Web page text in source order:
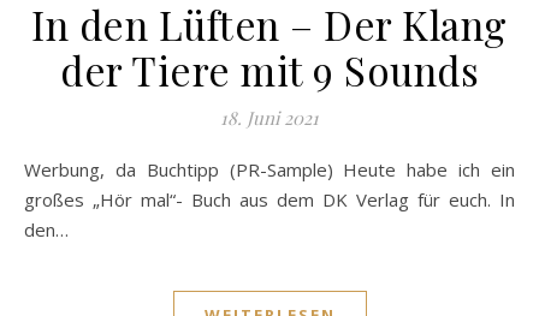
In den Lüften – Der Klang
der Tiere mit 9 Sounds
18. Juni 2021
Werbung, da Buchtipp (PR-Sample) Heute habe ich ein
großes „Hör mal“- Buch aus dem DK Verlag für euch. In
den…